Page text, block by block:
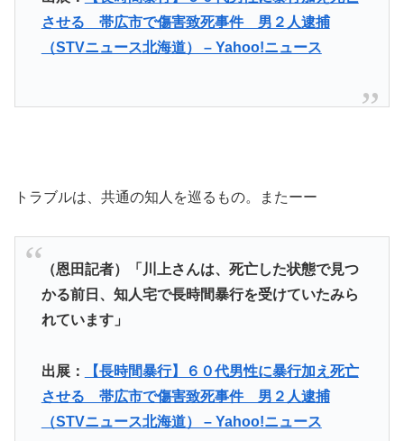
させる 帯広市で傷害致死事件 男２人逮捕
（STVニュース北海道） – Yahoo!ニュース
トラブルは、共通の知人を巡るもの。またーー
（恩田記者）「川上さんは、死亡した状態で見つ
かる前日、知人宅で長時間暴行を受けていたみら
れています」
出展：
【長時間暴行】６０代男性に暴行加え死亡
させる 帯広市で傷害致死事件 男２人逮捕
（STVニュース北海道） – Yahoo!ニュース